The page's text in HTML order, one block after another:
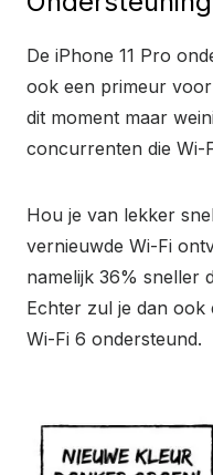
De iPhone 11 Pro
ook een primeur
dit moment maar
concurrenten die Wi-
Hou je van lekker
vernieuwde Wi-Fi
namelijk 36% sneller
Echter zul je dan
Wi-Fi 6 ondersteund.